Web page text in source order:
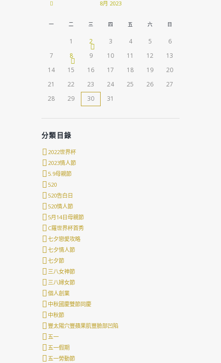
8月 2023
一 二 三 四 五 六 日
1 2 3 4 5
6
7
8 9 10 11 12
13
14
15 16 17 18 19
20
21
22 23 24 25 26
27
28
29 30 31
分類目錄
2022世界杯
2023情人節
5.9母親節
520
520告白日
520情人節
5月14日母親節
C羅世界杯首秀
七夕戀愛攻略
七夕情人節
七夕節
三八女神節
三八婦女節
個人創業
中秋國慶雙節同慶
中秋節
豐太陽穴豐蘋果肌豐臉部凹陷
五一
五一假期
五一勞動節